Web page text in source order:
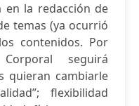
en la redacción de
temas (ya ocurrió
contenidos. Por
seguirá
quieran cambiarle
flexibilidad